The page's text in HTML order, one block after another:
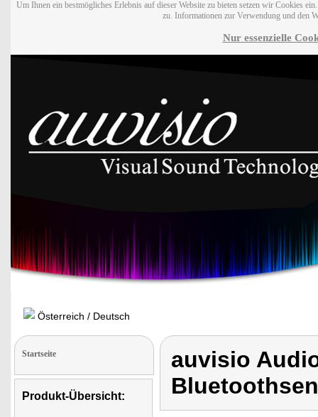
Um Ihnen ein bestmögliches Erlebnis auf dieser Website zu bieten setzen wir Cookies
zu. Informationen zur Verwendung und den
Nur essenzielle
Österreich / Deutsch
Startseite
Produkt-Übersicht:
auvisio